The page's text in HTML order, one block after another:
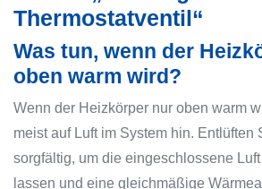
Thermostatventil“
Was tun, wenn der
oben warm wird?
Wenn der Heizkörper nur oben warm
meist auf Luft im System hin. Entlüften
sorgfältig, um die eingeschlossene
lassen und eine gleichmäßige